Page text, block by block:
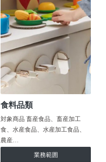
食料品類
対象商品 畜産食品、畜産加工
食、水産食品、水産加工食品、
農産…
業務範囲